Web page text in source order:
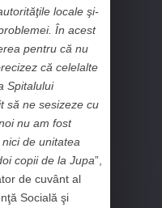
locale şi-
În acest
pentru că nu
că celelalte
Spitalului
să ne sesizeze cu
nu am fost
de unitatea
copii de la Jupa”,
de cuvânt al
Socială şi